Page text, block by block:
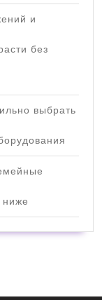
и
без
выбрать
ниже